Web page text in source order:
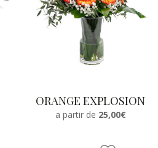
ORANGE EXPLOSION
a partir de 25,00€